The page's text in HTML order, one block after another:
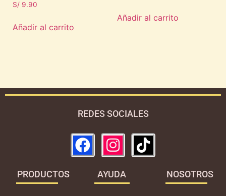
S/ 9.90
Añadir al carrito
Añadir al carrito
REDES SOCIALES
PRODUCTOS AYUDA NOSOTROS